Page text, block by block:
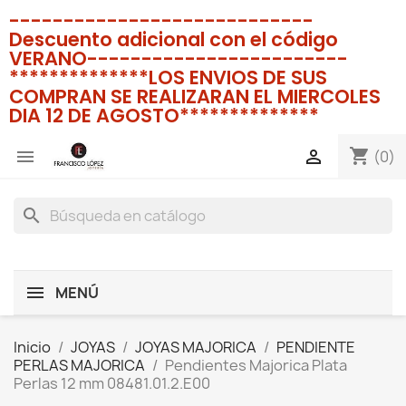
----------------------------
Descuento adicional con el código
VERANO------------------------
**************LOS ENVIOS DE SUS
COMPRAN SE REALIZARAN EL MIERCOLES
DIA 12 DE AGOSTO**************
 shopping_cart (0)

search
MENÚ
Inicio JOYAS JOYAS MAJORICA
PENDIENTE
PERLAS MAJORICA
Pendientes Majorica Plata
Perlas 12 mm 08481.01.2.E00